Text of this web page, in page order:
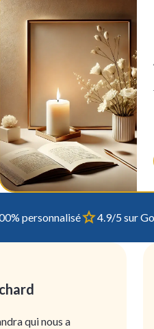
personnalisé 4.9/5 sur
qui nous a